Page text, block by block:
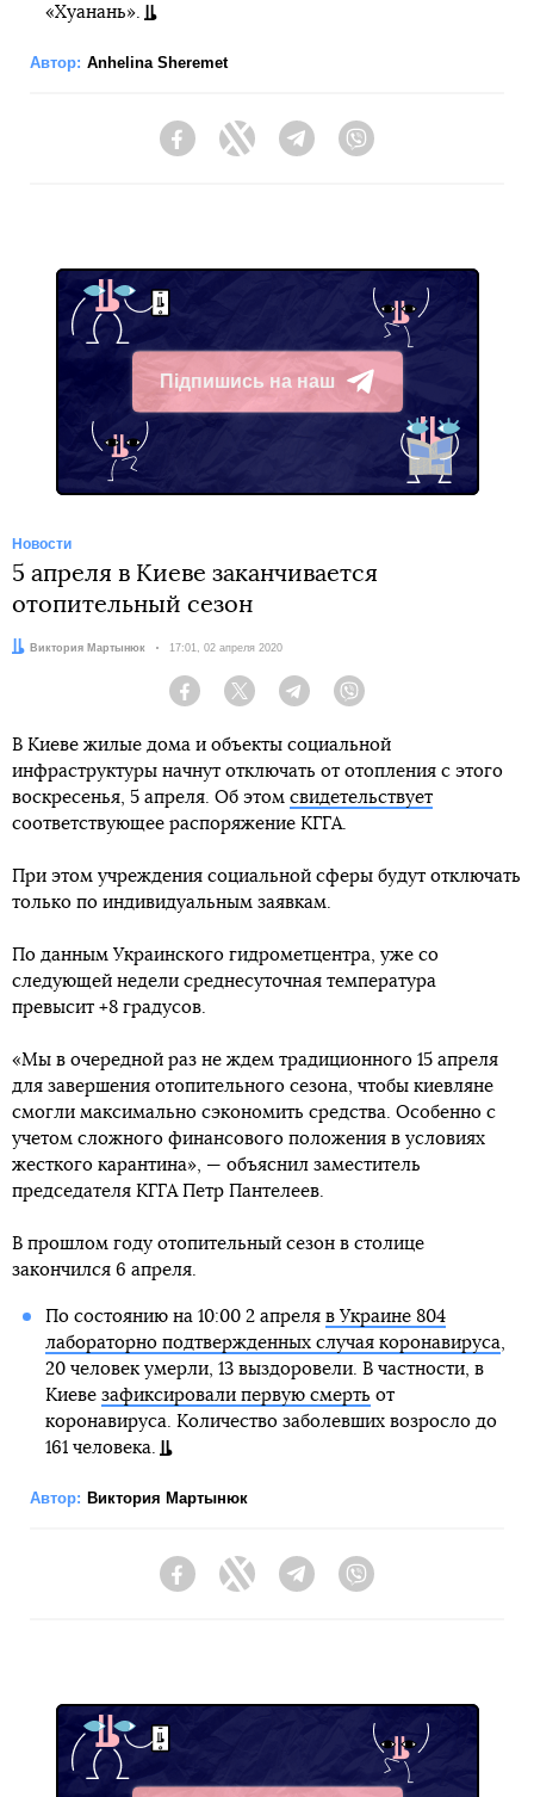
«Хуанань».
Автор: Anhelina Sheremet
FacebookTwitter Telegram
Підпишись на наш
Telegram
Новости
5 апреля в Киеве заканчивается
отопительный сезон
Автор:Виктория Мартынюк Дата:
17:01, 02 апреля 2020
Facebook Twitter Telegram
В Киеве жилые дома и объекты социальной
инфраструктуры начнут отключать от отопления с этого
воскресенья, 5 апреля. Об этом свидетельствует
соответствующее распоряжение КГГА.
При этом учреждения социальной сферы будут отключать
только по индивидуальным заявкам.
По данным Украинского гидрометцентра, уже со
следующей недели среднесуточная температура
превысит +8 градусов.
«Мы в очередной раз не ждем традиционного 15 апреля
для завершения отопительного сезона, чтобы киевляне
смогли максимально сэкономить средства. Особенно с
учетом сложного финансового положения в условиях
жесткого карантина», — объяснил заместитель
председателя КГГА Петр Пантелеев.
В прошлом году отопительный сезон в столице
закончился 6 апреля.
По состоянию на 10:00 2 апреля в Украине 804
лабораторно подтвержденных случая коронавируса,
20 человек умерли, 13 выздоровели. В частности, в
Киеве зафиксировали первую смерть от
коронавируса. Количество заболевших возросло до
161 человека.
Автор: Виктория Мартынюк
FacebookTwitter Telegram